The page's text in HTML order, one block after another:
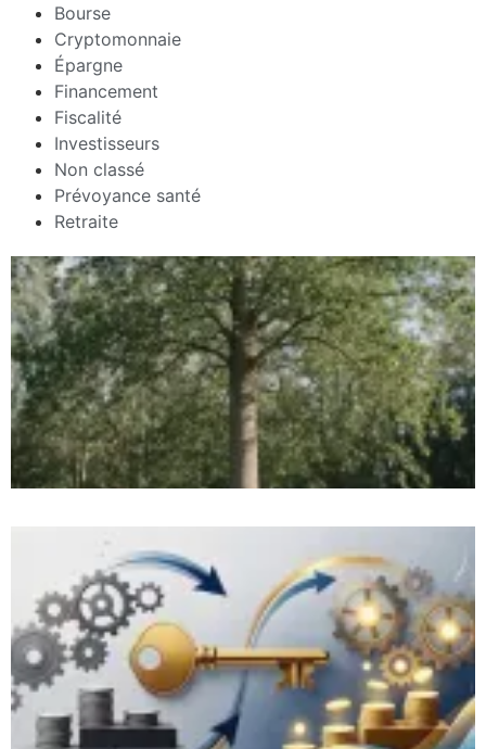
Bourse
Cryptomonnaie
Épargne
Financement
Fiscalité
Investisseurs
Non classé
Prévoyance santé
Retraite